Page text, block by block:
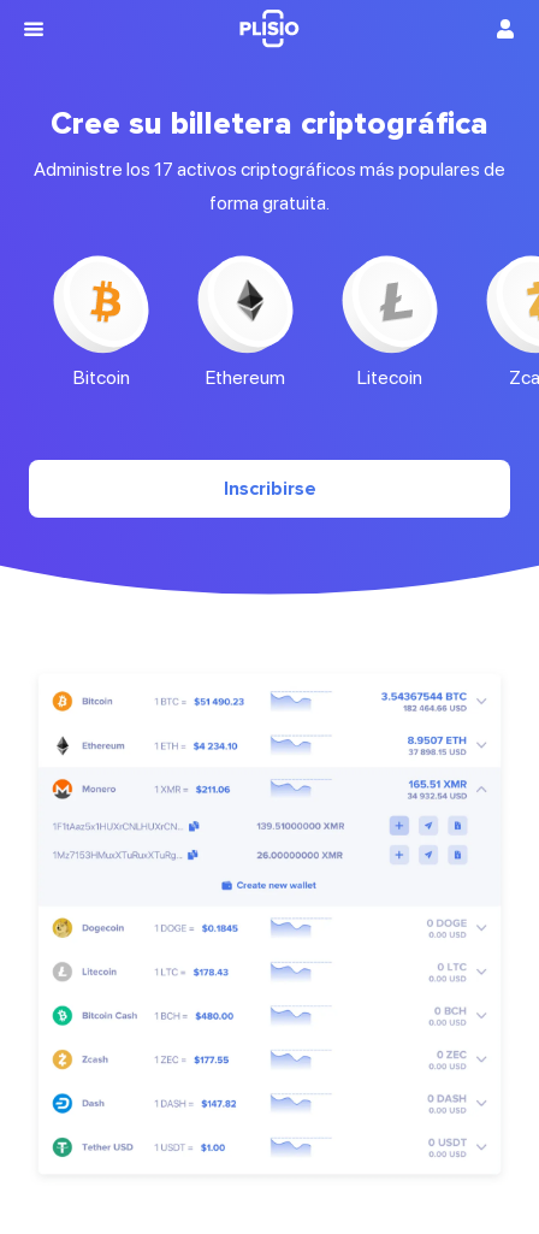
Cree su billetera criptográfica
Administre los 17 activos criptográficos más populares de
forma gratuita.
Bitcoin Ethereum Litecoin
Inscribirse